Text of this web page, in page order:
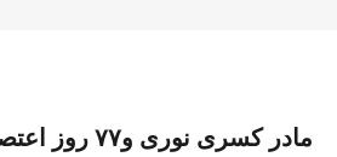
مادر کسری نوری